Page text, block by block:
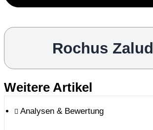
Rochus Zalud
Weitere Artikel
Analysen & Bewertung